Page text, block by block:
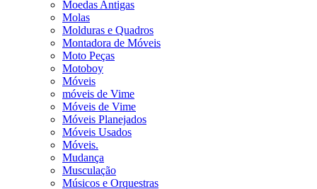
Moedas Antigas
Molas
Molduras e Quadros
Montadora de Móveis
Moto Peças
Motoboy
Móveis
móveis de Vime
Móveis de Vime
Móveis Planejados
Móveis Usados
Móveis.
Mudança
Musculação
Músicos e Orquestras